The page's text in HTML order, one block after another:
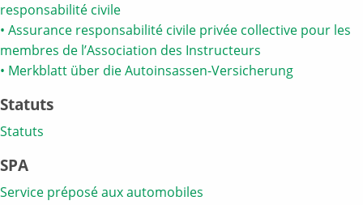
responsabilité civile
• Assurance responsabilité civile privée collective pour les
membres de l’Association des Instructeurs
• Merkblatt über die Autoinsassen-Versicherung
Statuts
Statuts
SPA
Service préposé aux automobiles